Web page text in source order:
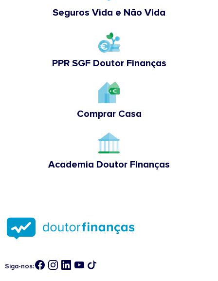
Seguros Vida e Não Vida
PPR SGF Doutor Finanças
Comprar Casa
Academia Doutor Finanças
Siga-nos: